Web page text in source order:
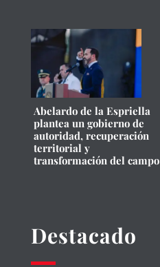
Abelardo de la Espriella
plantea un gobierno de
autoridad, recuperación
territorial y
transformación del campo
Destacado